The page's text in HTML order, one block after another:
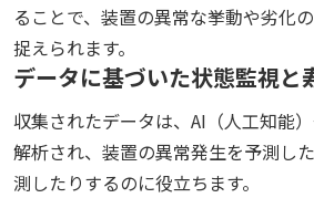
ることで、装置の異常な挙動や劣化
捉えられます。
データに基づいた状態監視と
収集されたデータは、AI（人工知能
解析され、装置の異常発生を予測し
測したりするのに役立ちます。